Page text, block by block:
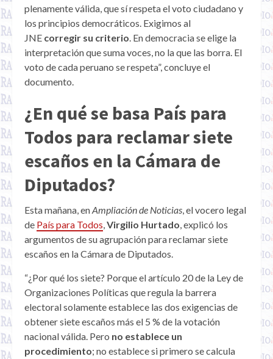
plenamente válida, que sí respeta el voto ciudadano y
los principios democráticos. Exigimos al
JNE corregir su criterio . En democracia se elige la
interpretación que suma voces, no la que las borra. El
voto de cada peruano se respeta”, concluye el
documento.
¿En qué se basa País para
Todos para reclamar siete
escaños en la Cámara de
Diputados?
Esta mañana, enAmpliación de Noticias , el vocero legal
de País para Todos Virgilio Hurtado , explicó los
argumentos de su agrupación para reclamar siete
escaños en la Cámara de Diputados.
“¿Por qué los siete? Porque el artículo 20 de la Ley de
Organizaciones Políticas que regula la barrera
electoral solamente establece las dos exigencias de
obtener siete escaños más el 5 % de la votación
nacional válida. Pero no establece un
procedimiento; no establece si primero se calcula